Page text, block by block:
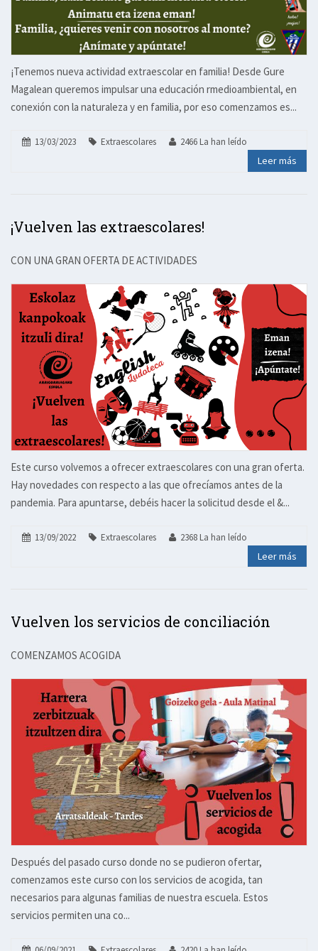
¡Tenemos nueva actividad extraescolar en familia! Desde Gure
Magalean queremos impulsar una educación rmedioambiental, en
conexión con la naturaleza y en familia, por eso comenzamos es...
13/03/2023 Extraescolares 2466 La han leído
Leer más
¡Vuelven las extraescolares!
CON UNA GRAN OFERTA DE ACTIVIDADES
Este curso volvemos a ofrecer extraescolares con una gran oferta.
Hay novedades con respecto a las que ofrecíamos antes de la
pandemia. Para apuntarse, debéis hacer la solicitud desde el &...
13/09/2022 Extraescolares 2368 La han leído
Leer más
Vuelven los servicios de conciliación
COMENZAMOS ACOGIDA
Después del pasado curso donde no se pudieron ofertar,
comenzamos este curso con los servicios de acogida, tan
necesarios para algunas familias de nuestra escuela. Estos
servicios permiten una co...